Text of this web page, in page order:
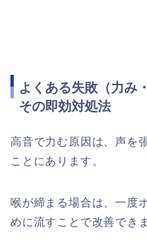
よくある失敗（力み
その即効対処法
高音で力む原因は、声を
ことにあります。
喉が締まる場合は、一度
めに流すことで改善でき